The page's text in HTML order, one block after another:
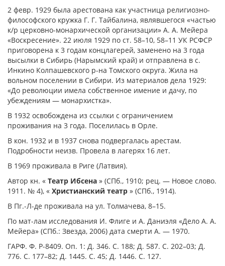
2 февр. 1929 была арестована как участница религиозно-
философского кружка Г. Г. Тайбалина, являвшегося «частью
к/р церковно-монархической организации» А. А. Мейера
«Воскресение». 22 июля 1929 по ст. 58–10, 58–11 УК РСФСР
приговорена к 3 годам концлагерей, заменено на 3 года
высылки в Сибирь (Нарымский край) и отправлена в с.
Инкино Колпашевского р-на Томского округа. Жила на
вольном поселении в Сибири. Из материалов дела 1929:
«До революции имела собственное имение и дачу, по
убеждениям — монархистка».
В 1932 освобождена из ссылки с ограничением
проживания на 3 года. Поселилась в Орле.
В кон. 1932 и в 1937 снова подвергалась арестам.
Подробности неизв. Провела в лагерях 16 лет.
В 1969 проживала в Риге (Латвия).
Автор кн. « Театр Ибсена » (СПб., 1910; рец. — Новое слово.
1911. № 4), « Христианский театр » (СПб., 1914).
В Пг.-Л-де проживала на ул. Толмачева, 8–15.
По мат-лам исследования И. Флиге и А. Даниэля «Дело А. А.
Мейера» (СПб.: Звезда, 2006) дата смерти А. — 1970.
ГАРФ. Ф. Р-8409. Оп. 1: Д. 346. С. 188; Д. 587. С. 202–03; Д.
776. С. 177–82; Д. 1445. С. 45; Д. 1446. С. 127.